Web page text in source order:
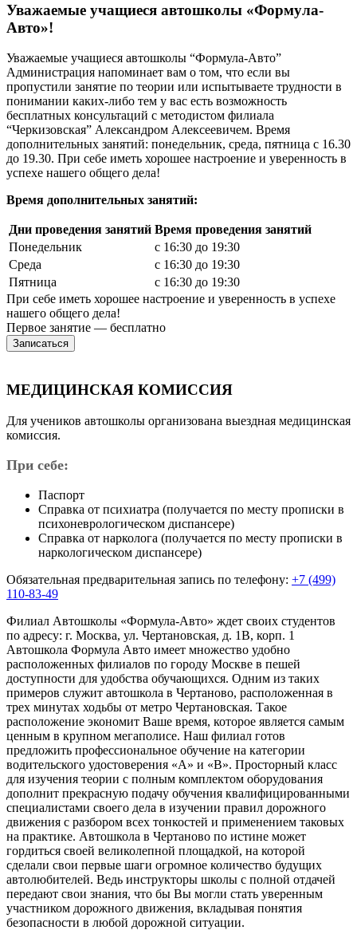
Уважаемые учащиеся автошколы «Формула-
Авто»!
Уважаемые учащиеся автошколы “Формула-Авто”
Администрация напоминает вам о том, что если вы
пропустили занятие по теории или испытываете трудности в
понимании каких-либо тем у вас есть возможность
бесплатных консультаций с методистом филиала
“Черкизовская” Александром Алексеевичем. Время
дополнительных занятий: понедельник, среда, пятница с 16.30
до 19.30. При себе иметь хорошее настроение и уверенность в
успехе нашего общего дела!
Время дополнительных занятий:
Дни проведения занятий Время проведения занятий
Понедельник
с 16:30 до 19:30
Среда
с 16:30 до 19:30
Пятница
с 16:30 до 19:30
При себе иметь хорошее настроение и уверенность в успехе
нашего общего дела!
Первое занятие — бесплатно
Записаться
МЕДИЦИНСКАЯ КОМИССИЯ
Для учеников автошколы организована выездная медицинская
комиссия.
При себе:
Паспорт
Справка от психиатра (получается по месту прописки в
психоневрологическом диспансере)
Справка от нарколога (получается по месту прописки в
наркологическом диспансере)
Обязательная предварительная запись по телефону: +7 (499)
110-83-49
Филиал Автошколы «Формула-Авто» ждет своих студентов
по адресу: г. Москва, ул. Чертановская, д. 1В, корп. 1
Автошкола Формула Авто имеет множество удобно
расположенных филиалов по городу Москве в пешей
доступности для удобства обучающихся. Одним из таких
примеров служит автошкола в Чертаново, расположенная в
трех минутах ходьбы от метро Чертановская. Такое
расположение экономит Ваше время, которое является самым
ценным в крупном мегаполисе. Наш филиал готов
предложить профессиональное обучение на категории
водительского удостоверения «A» и «B». Просторный класс
для изучения теории с полным комплектом оборудования
дополнит прекрасную подачу обучения квалифицированными
специалистами своего дела в изучении правил дорожного
движения с разбором всех тонкостей и применением таковых
на практике. Автошкола в Чертаново по истине может
гордиться своей великолепной площадкой, на которой
сделали свои первые шаги огромное количество будущих
автолюбителей. Ведь инструкторы школы с полной отдачей
передают свои знания, что бы Вы могли стать уверенным
участником дорожного движения, вкладывая понятия
безопасности в любой дорожной ситуации.